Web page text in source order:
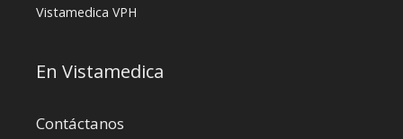
Vistamedica VPH
En Vistamedica
Contáctanos